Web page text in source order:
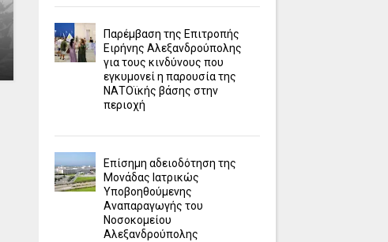
Παρέμβαση της Επιτροπής
Ειρήνης Αλεξανδρούπολης
για τους κινδύνους που
εγκυμονεί η παρουσία της
ΝΑΤΟϊκής βάσης στην
περιοχή
Επίσημη αδειοδότηση της
Μονάδας Ιατρικώς
Υποβοηθούμενης
Αναπαραγωγής του
Νοσοκομείου
Αλεξανδρούπολης